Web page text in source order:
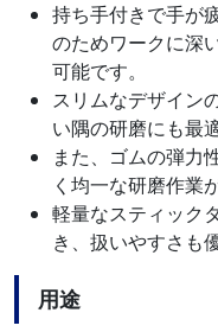
持ち手付きで手が
のためワークに深
可能です。
スリムなデザイン
い隅の研磨にも最
また、ゴムの弾力
く均一な研磨作業
軽量なスティック
き、扱いやすさも
用途